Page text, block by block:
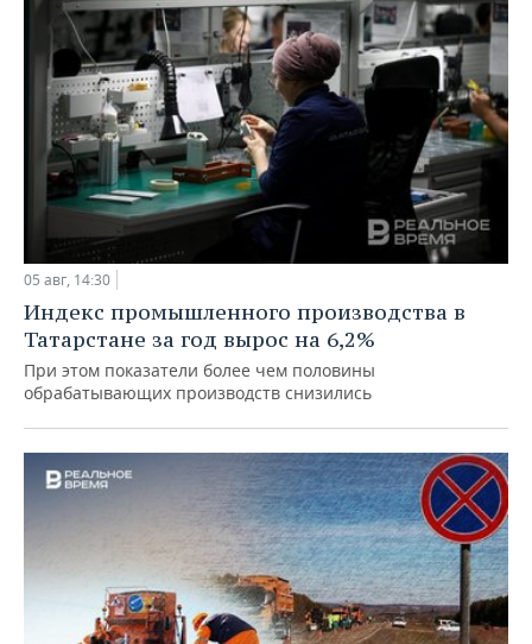
05 авг, 14:30
Индекс промышленного производства в
Татарстане за год вырос на 6,2%
При этом показатели более чем половины
обрабатывающих производств снизились